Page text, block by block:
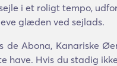
i et roligt tempo,
glæden ved sejlads.
Abona, Kanariske
have. Hvis du stadig